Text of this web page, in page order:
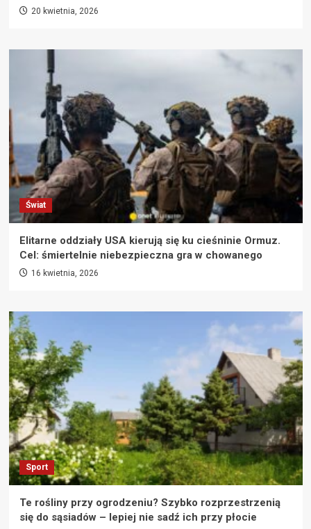
20 kwietnia, 2026
Świat
Elitarne oddziały USA kierują się ku cieśninie Ormuz.
Cel: śmiertelnie niebezpieczna gra w chowanego
16 kwietnia, 2026
Sport
Te rośliny przy ogrodzeniu? Szybko rozprzestrzenią
się do sąsiadów – lepiej nie sadź ich przy płocie